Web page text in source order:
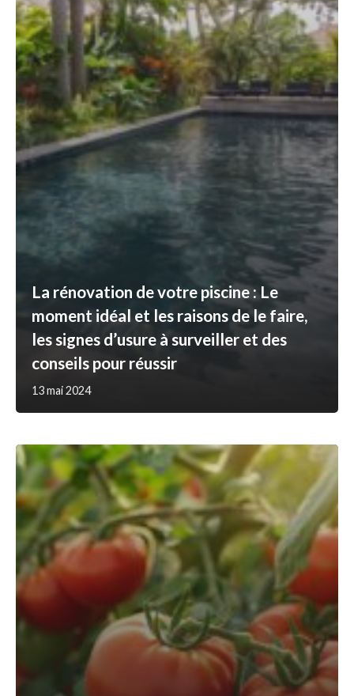
La rénovation de votre piscine : Le
moment idéal et les raisons de le faire,
les signes d’usure à surveiller et des
conseils pour réussir
13 mai 2024